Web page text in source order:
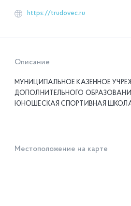
https://trudovec.ru
Описание
МУНИЦИПАЛЬНОЕ КАЗЕННОЕ
ДОПОЛНИТЕЛЬНОГО
ЮНОШЕСКАЯ СПОРТИВНАЯ ШКОЛА
Местоположение на карте